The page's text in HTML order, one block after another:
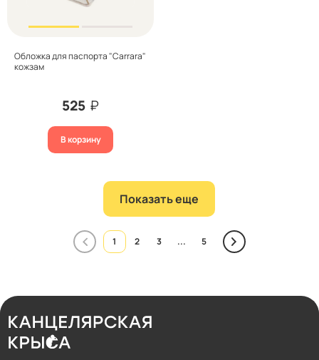
Обложка для паспорта "Carrara"
кожзам
525 ₽
В корзину
Показать еще
1 2 3 ... 5